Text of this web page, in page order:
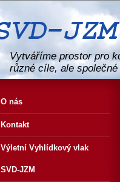
Vytváříme prostor pro
různé cíle, ale
O nás
Kontakt
Výletní Vyhlídkový vlak
SVD-JZM